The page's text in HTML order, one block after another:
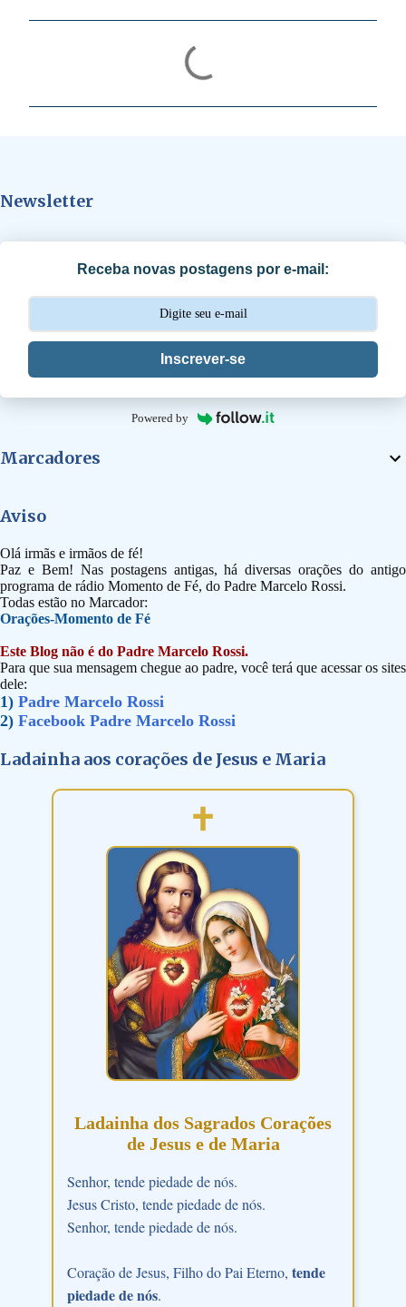
á
s
Newsletter
Receba novas postagens por e-mail:
Inscrever-se
Powered by
Marcadores
Aviso
Olá irmãs e irmãos de fé!
Paz e Bem! Nas postagens antigas, há diversas orações do antigo
programa de rádio Momento de Fé, do Padre Marcelo Rossi.
Todas estão no Marcador:
Orações-Momento de Fé
Este Blog não é do Padre Marcelo Rossi.
Para que sua mensagem chegue ao padre, você terá que acessar os sites
dele:
1) Padre Marcelo Rossi
2) Facebook Padre Marcelo Rossi
Ladainha aos corações de Jesus e Maria
Ladainha dos Sagrados Corações
de Jesus e de Maria
Senhor, tende piedade de nós.
Jesus Cristo, tende piedade de nós.
Senhor, tende piedade de nós.
Coração de Jesus, Filho do Pai Eterno, tende
piedade de nós.